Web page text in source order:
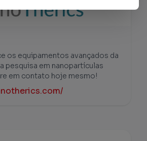
os equipamentos avançados da
pesquisa em nanopartículas
em contato hoje mesmo!